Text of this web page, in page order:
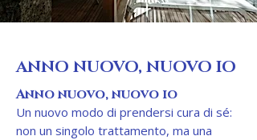
ANNO NUOVO, NUOVO IO
Anno nuovo, nuovo io
Un nuovo modo di prendersi cura di sé:
non un singolo trattamento, ma una